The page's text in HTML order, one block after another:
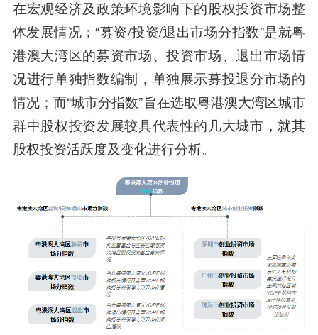
在宏观经济及政策环境影响下的股权投资市场整
体发展情况；“募资/投资/退出市场分指数”是就粤
港澳大湾区的募资市场、投资市场、退出市场情
况进行单独指数编制，单独展示募投退分市场的
情况；而“城市分指数”旨在选取粤港澳大湾区城市
群中股权投资发展较具代表性的几大城市，就其
股权投资活跃度及变化进行分析。